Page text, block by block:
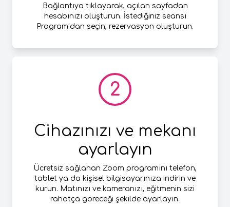
Bağlantıya tıklayarak, açılan sayfadan
hesabınızı oluşturun. İstediğiniz seansı
Program’dan seçin, rezervasyon oluşturun.
2
Cihazınızı ve mekanı
ayarlayın
Ücretsiz sağlanan Zoom programını telefon,
tablet ya da kişisel bilgisayarınıza indirin ve
kurun. Matınızı ve kameranızı, eğitmenin sizi
rahatça göreceği şekilde ayarlayın.